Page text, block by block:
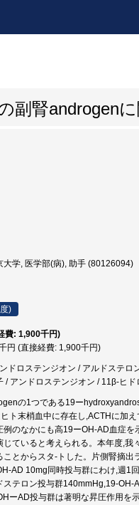
副腎androgen
大学, 医学部(病), 助手 (80126094)
)
費: 1,900千円)
円 (直接経費: 1,900千円)
ドロステンジオン / アルドステ
/ アンドロステンジオン / 11β-ヒ
の1つである19ー
ト末梢血中に存在し,ACTHに加
例のなかにも高19ーOH-AD血症
じていると考えられる。本年度,
ことからスタ-トした。片側腎摘
AD 10mg同時投与群にわけ,週1
ステロン投与群140mmHg,19-
ーAD投与群は著明な昇圧作用を